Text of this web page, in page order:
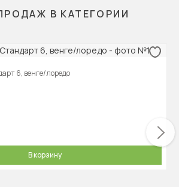
В КАТЕГОРИИ
6, венге/лоредо
В корзину